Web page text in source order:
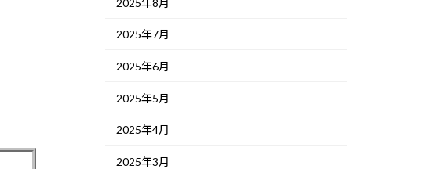
2025年7月
2025年6月
2025年5月
2025年4月
2025年3月